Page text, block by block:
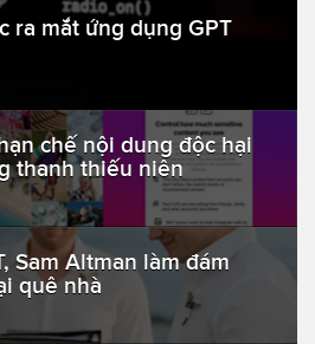
ra mắt ứng dụng GPT
chế nội dung độc hại
thanh thiếu niên
Sam Altman làm đám
quê nhà